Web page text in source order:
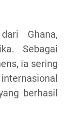
Ghana,
Sebagai
ia sering
berhasil